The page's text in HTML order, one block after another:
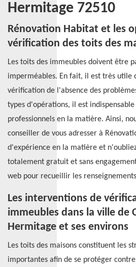
Hermitage 72510
Rénovation Habitat et les
vérification des toits des
Les toits des immeubles doivent être
imperméables. En fait, il est très utile
vérification de l'absence des
types d'opérations, il est
professionnels en la matière. Ainsi,
conseiller de vous adresser à
d'expérience en la matière et
totalement gratuit et sans
web pour recueillir les
Les interventions de
immeubles dans la ville de
Hermitage et ses environs
Les toits des maisons constituent les
importantes afin de se protéger